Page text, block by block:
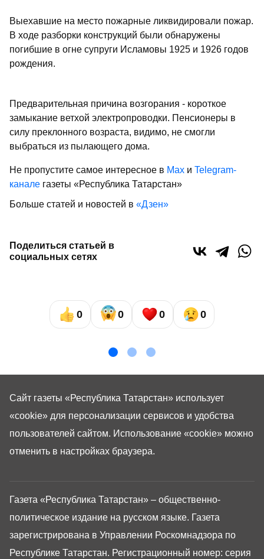
Выехавшие на место пожарные ликвидировали пожар.
В ходе разборки конструкций были обнаружены
погибшие в огне супруги Исламовы 1925 и 1926 годов
рождения.
Предварительная причина возгорания - короткое
замыкание ветхой электропроводки. Пенсионеры в
силу преклонного возраста, видимо, не смогли
выбраться из пылающего дома.
Не пропустите самое интересное в Max и Telegram-
канале газеты «Республика Татарстан»
Больше статей и новостей в «Дзен»
Поделиться статьей в
социальных сетях
0 0 0 0
Газета «Республика Татарстан» – общественно-
политическое издание на русском языке. Газета
зарегистрирована в Управлении Роскомнадзора по
Республике Татарстан. Регистрационный номер: серия
Сайт газеты «Республика Татарстан» использует
«cookie» для персонализации сервисов и удобства
пользователей сайтом. Использование «cookie» можно
отменить в настройках браузера.